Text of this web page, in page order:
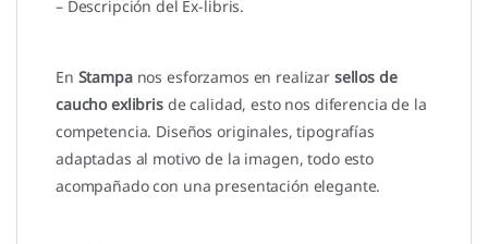
– Descripción del Ex-libris.
En Stampanos esforzamos en realizar sellos de
caucho exlibrisde calidad, esto nos diferencia de la
competencia. Diseños originales, tipografías
adaptadas al motivo de la imagen, todo esto
acompañado con una presentación elegante.